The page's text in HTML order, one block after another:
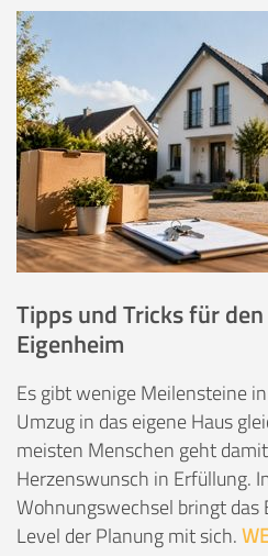
Tipps und Tricks für
Eigenheim
Es gibt wenige Meilensteine
Umzug in das eigene Haus
meisten Menschen geht
Herzenswunsch in Erfüllung.
Wohnungswechsel bringt das
Level der Planung mit sich.